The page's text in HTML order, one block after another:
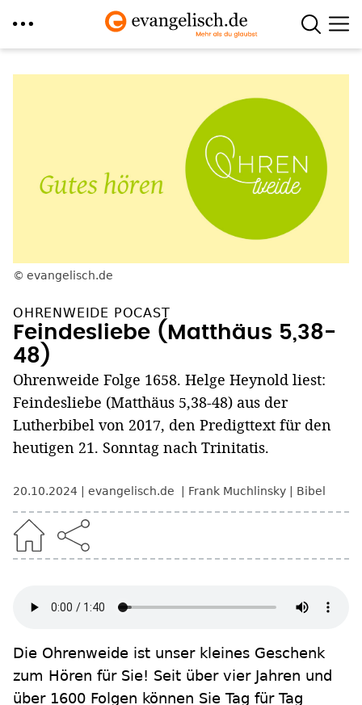
evangelisch.de
OHRENWEIDE POCAST
Feindesliebe (Matthäus 5,38-
48)
Ohrenweide Folge 1658. Helge Heynold liest:
Feindesliebe (Matthäus 5,38-48) aus der
Lutherbibel von 2017, den Predigttext für den
heutigen 21. Sonntag nach Trinitatis.
20.10.2024 evangelisch.de Frank Muchlinsky Bibel
Die Ohrenweide ist unser kleines Geschenk
zum Hören für Sie! Seit über vier Jahren und
über 1600 Folgen können Sie Tag für Tag